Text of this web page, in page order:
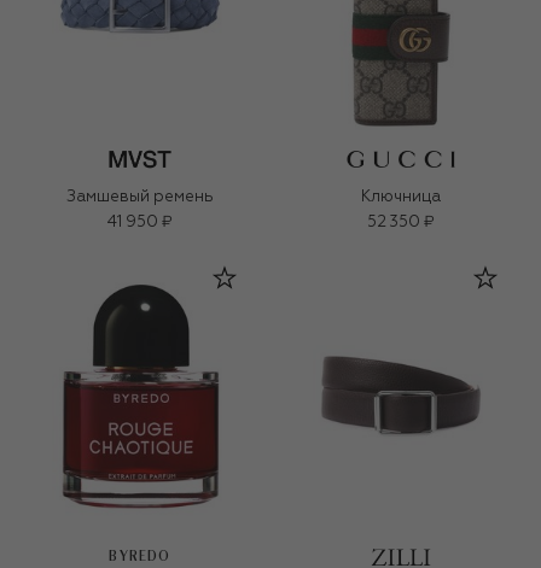
Замшевый ремень
41 950 ₽
Ключница
52 350 ₽
BYREDO